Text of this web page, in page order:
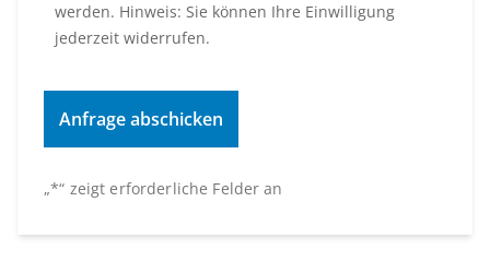
„*“ zeigt erforderliche Felder an
werden. Hinweis: Sie können Ihre Einwilligung
jederzeit widerrufen.